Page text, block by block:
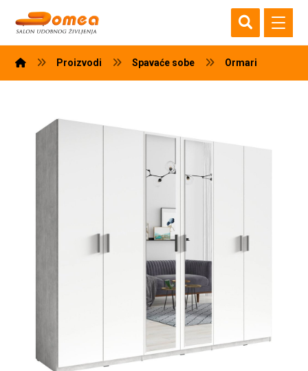
Proizvodi Spavaće sobe Ormari